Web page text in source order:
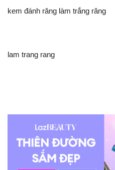
kem đánh răng làm trắng răng
lam trang rang